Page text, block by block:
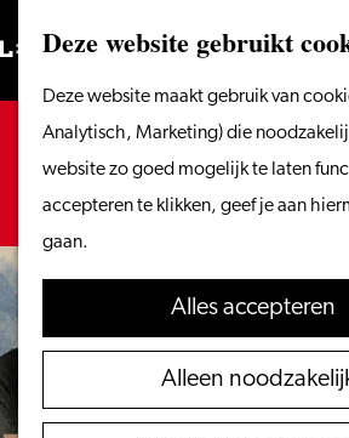
Deze website gebruikt
Deze website maakt gebruik van
Analytisch, Marketing) die
website zo goed mogelijk te laten
accepteren te klikken, geef je aan
gaan.
Alles accepteren
Alleen
Ga
naar
homepage
Menu
Sorry, deze activiteit is niet
Bekijk hetactuele aanbodvoor
opties.